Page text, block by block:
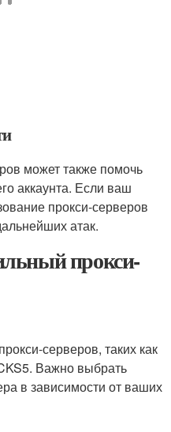
может также помочь
аккаунта. Если ваш
прокси-серверов
атак.
прокси-
серверов, таких как
Важно выбрать
в зависимости от ваших